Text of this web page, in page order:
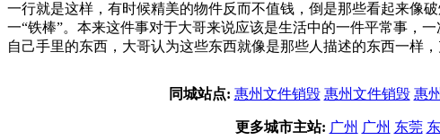
一行就是这样，有时候精美的物件反而不值钱，倒是那些看起来像
一“铁棒”。本来这件事对于大哥来说应该是生活中的一件平常事，
自己手里的东西，大哥认为这些东西就像是那些人描述的东西一样
同城站点: 惠州文件销毁 惠州文件销毁 惠
更多城市主站: 广州 广州 东莞